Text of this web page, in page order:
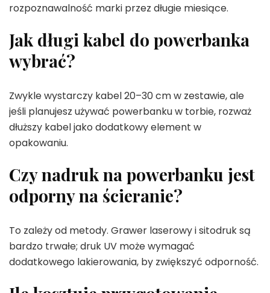
rozpoznawalność marki przez długie miesiące.
Jak długi kabel do powerbanka
wybrać?
Zwykle wystarczy kabel 20–30 cm w zestawie, ale
jeśli planujesz używać powerbanku w torbie, rozważ
dłuższy kabel jako dodatkowy element w
opakowaniu.
Czy nadruk na powerbanku jest
odporny na ścieranie?
To zależy od metody. Grawer laserowy i sitodruk są
bardzo trwałe; druk UV może wymagać
dodatkowego lakierowania, by zwiększyć odporność.